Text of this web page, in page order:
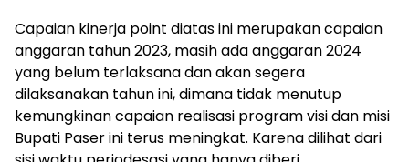
Capaian kinerja point diatas ini merupakan capaian
anggaran tahun 2023, masih ada anggaran 2024
yang belum terlaksana dan akan segera
dilaksanakan tahun ini, dimana tidak menutup
kemungkinan capaian realisasi program visi dan misi
Bupati Paser ini terus meningkat. Karena dilihat dari